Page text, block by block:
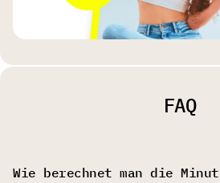
FAQ
Wie berechnet man die